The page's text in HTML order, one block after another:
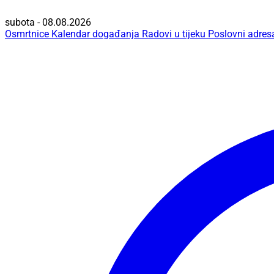
subota - 08.08.2026
Osmrtnice Kalendar događanja Radovi u tijeku Poslovni